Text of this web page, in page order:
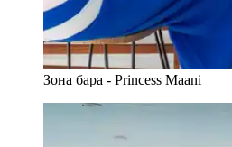
Зона бара - Princess Maani